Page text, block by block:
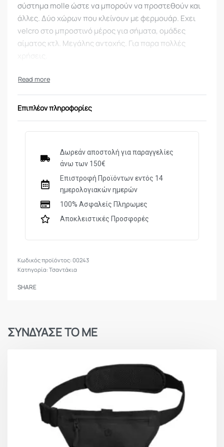
σύστημα molle ώστε να μπορούν να προστεθούν και
άλλες. Δύο χώρων που κλείνουν με φερμουάρ. Εχει
velcro στο μπροστινό μέρος για σήματα, ομάδες
αίματος κτλ. Μεγάλης αντοχής. Για παρα πολλές
Επιπλέον πληροφορίες
Δωρεάν αποστολή για παραγγελίες
άνω των 150€
Επιστροφή Προϊόντων εντός 14
ημερολογιακών ημερών
100% Ασφαλείς Πληρωμες
Αποκλειστικές Προσφορές
00243
Κατηγορία:Τσαντάκια
SHARE
ΣΥΝΔΥΑΣΕ ΤΟ ΜΕ